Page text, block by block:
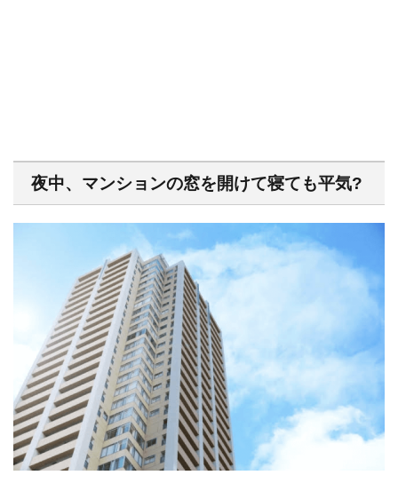
夜中、マンションの窓を開けて寝ても平気?